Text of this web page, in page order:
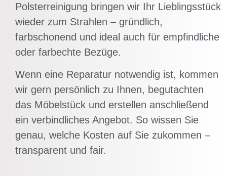
Polsterreinigung bringen wir Ihr Lieblingsstück
wieder zum Strahlen – gründlich,
farbschonend und ideal auch für empfindliche
oder farbechte Bezüge.
Wenn eine Reparatur notwendig ist, kommen
wir gern persönlich zu Ihnen, begutachten
das Möbelstück und erstellen anschließend
ein verbindliches Angebot. So wissen Sie
genau, welche Kosten auf Sie zukommen –
transparent und fair.